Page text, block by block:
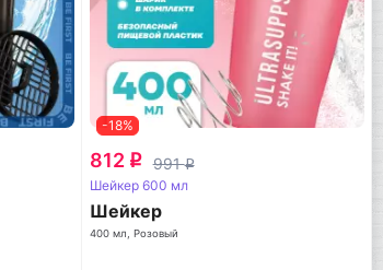
-18%
812 q 991q
Шейкер 600 мл
Шейкер
400 мл, Розовый